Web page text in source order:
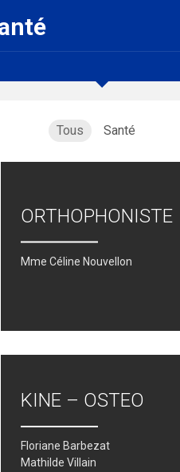
Tous Santé
ORTHOPHONISTE
Mme Céline Nouvellon
KINE – OSTEO
Floriane Barbezat
Mathilde Villain
08/05 |
1945